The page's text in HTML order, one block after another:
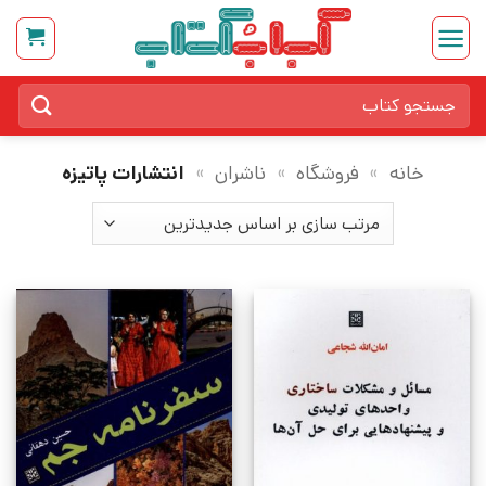
Skip
content
برای:
خانه » فروشگاه » ناشران » انتشارات پاتیزه